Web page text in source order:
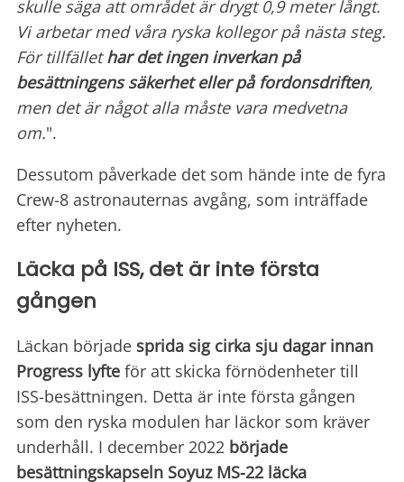
skulle säga att området är drygt 0,9 meter långt.
Vi arbetar med våra ryska kollegor på nästa steg.
För tillfällethar det ingen inverkan på
besättningens säkerhet eller på fordonsdriften,
men det är något alla måste vara medvetna
om.".
Dessutom påverkade det som hände inte de fyra
Crew-8 astronauternas avgång, som inträffade
efter nyheten.
Läcka på ISS, det är inte första
gången
Läckan började sprida sig cirka sju dagar innan
Progress lyfte för att skicka förnödenheter till
ISS-besättningen. Detta är inte första gången
som den ryska modulen har läckor som kräver
underhåll. I december 2022 började
besättningskapseln Soyuz MS-22 läcka